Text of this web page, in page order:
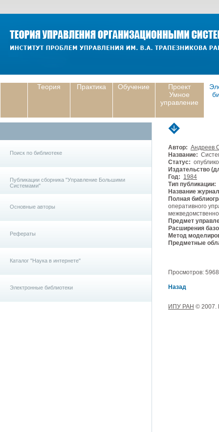
Теория Практика Обучение
Проект
Умное
управление
Поиск по библиотеке
Публикации сборника "Управление Большими
Системами"
Основные авторы
Рефераты
Каталог "Наука в интернете"
Электронные библиотеки
Автор: Андреев
Название:
Статус:
Издательство
Год: 1984
Тип публикации:
Название
Полная
оперативного
Предмет
Расширения
Метод
Предметные
Просмотров:
Назад
ИПУ РАН © 2007.